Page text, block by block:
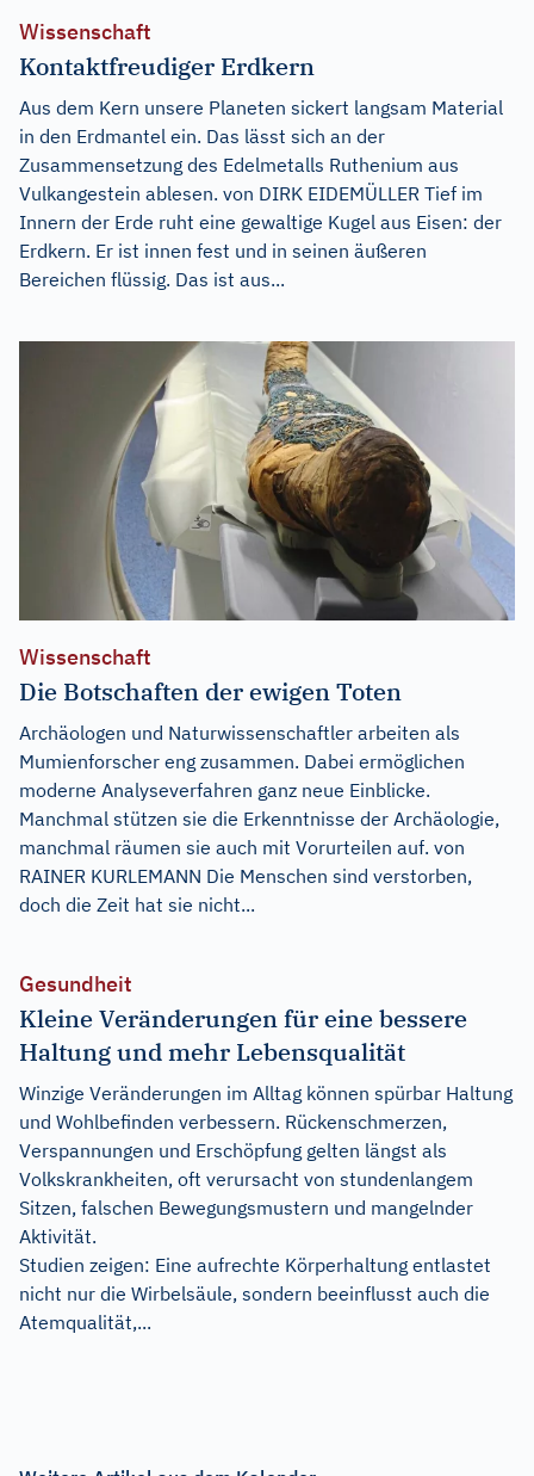
Wissenschaft
Kontaktfreudiger Erdkern
Aus dem Kern unsere Planeten sickert langsam Material
in den Erdmantel ein. Das lässt sich an der
Zusammensetzung des Edelmetalls Ruthenium aus
Vulkangestein ablesen. von DIRK EIDEMÜLLER Tief im
Innern der Erde ruht eine gewaltige Kugel aus Eisen: der
Erdkern. Er ist innen fest und in seinen äußeren
Bereichen flüssig. Das ist aus...
Wissenschaft
Die Botschaften der ewigen Toten
Archäologen und Naturwissenschaftler arbeiten als
Mumienforscher eng zusammen. Dabei ermöglichen
moderne Analyseverfahren ganz neue Einblicke.
Manchmal stützen sie die Erkenntnisse der Archäologie,
manchmal räumen sie auch mit Vorurteilen auf. von
RAINER KURLEMANN Die Menschen sind verstorben,
doch die Zeit hat sie nicht...
Gesundheit
Kleine Veränderungen für eine bessere
Haltung und mehr Lebensqualität
Winzige Veränderungen im Alltag können spürbar Haltung
und Wohlbefinden verbessern. Rückenschmerzen,
Verspannungen und Erschöpfung gelten längst als
Volkskrankheiten, oft verursacht von stundenlangem
Sitzen, falschen Bewegungsmustern und mangelnder
Aktivität.
Studien zeigen: Eine aufrechte Körperhaltung entlastet
nicht nur die Wirbelsäule, sondern beeinflusst auch die
Atemqualität,...